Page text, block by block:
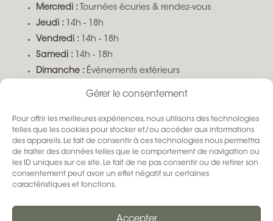
Gérer le consentement
Pour offrir les meilleures expériences, nous utilisons des technologies
telles que les cookies pour stocker et/ou accéder aux informations
des appareils. Le fait de consentir à ces technologies nous permettra
de traiter des données telles que le comportement de navigation ou
les ID uniques sur ce site. Le fait de ne pas consentir ou de retirer son
consentement peut avoir un effet négatif sur certaines
caractéristiques et fonctions.
Accepter
Mercredi :
Tournées écuries & rendez-vous
Jeudi :
14h - 18h
Vendredi :
14h - 18h
Samedi :
14h - 18h
Dimanche : Événements extérieurs
Boutique ouverte sur demande selon disponibilité
SUIVEZ-NOUS